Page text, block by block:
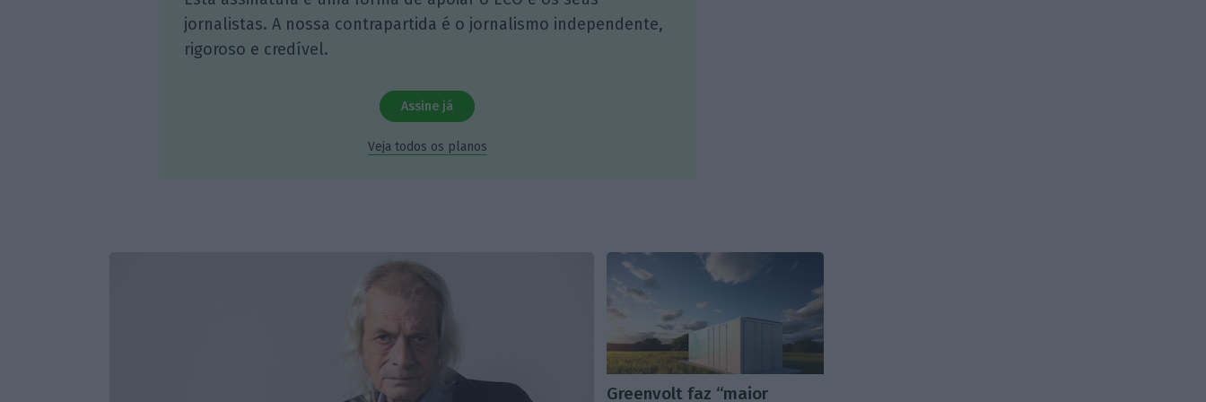
jornalistas. A nossa contrapartida é o jornalismo independente,
rigoroso e credível.
Assine já
Veja todos os planos
Greenvolt faz “maior